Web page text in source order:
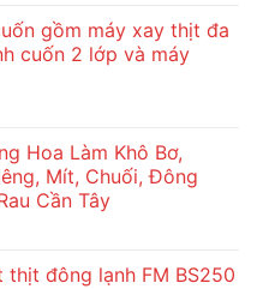
gồm máy xay thịt đa
cuốn 2 lớp và máy
Hoa Làm Khô Bơ,
Mít, Chuối, Đông
Cần Tây
đông lạnh FM BS250